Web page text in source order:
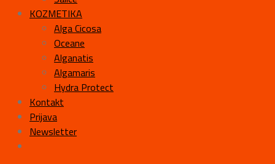
KOZMETIKA
Alga Cicosa
Oceane
Alganatis
Algamaris
Hydra Protect
Kontakt
Prijava
Newsletter